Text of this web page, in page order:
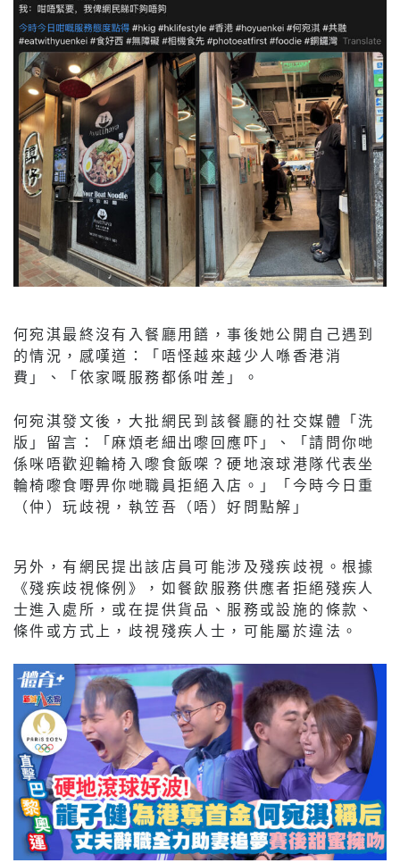
何宛淇最終沒有入餐廳用饍，事後她公開自己遇到
的情況，感嘆道：「唔怪越來越少人喺香港消
費」、「依家嘅服務都係咁差」。
何宛淇發文後，大批網民到該餐廳的社交媒體「洗
版」留言：「麻煩老細出嚟回應吓」、「請問你哋
係咪唔歡迎輪椅入嚟食飯㗎？硬地滾球港隊代表坐
輪椅嚟食嘢畀你哋職員拒絕入店。」「今時今日重
（仲）玩歧視，執笠吾（唔）好問點解」
另外，有網民提出該店員可能涉及殘疾歧視。根據
《殘疾歧視條例》，如餐飲服務供應者拒絕殘疾人
士進入處所，或在提供貨品、服務或設施的條款、
條件或方式上，歧視殘疾人士，可能屬於違法。